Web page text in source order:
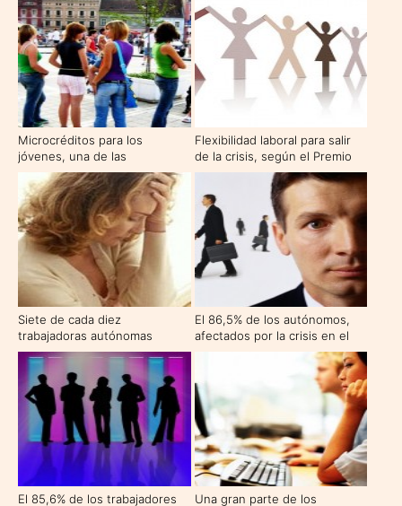
Microcréditos para los
jóvenes, una de las
propuestas para reavivar el
sector
Flexibilidad laboral para salir
de la crisis, según el Premio
Nobel de Economía, Joseph
Siete de cada diez
trabajadoras autónomas
tienen estrés
El 86,5% de los autónomos,
afectados por la crisis en el
primer trimestre de 2010
El 85,6% de los trabajadores Una gran parte de los